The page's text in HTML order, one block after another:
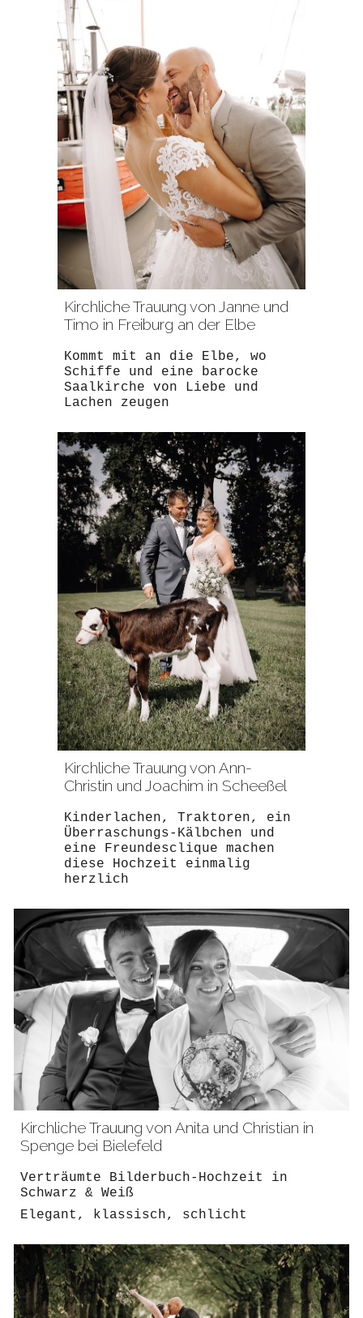
Kirchliche Trauung von Janne und
Timo in Freiburg an der Elbe
Kommt mit an die Elbe, wo
Schiffe und eine barocke
Saalkirche von Liebe und
Lachen zeugen
Kirchliche Trauung von Ann-
Christin und Joachim in Scheeßel
Kinderlachen, Traktoren, ein
Überraschungs-Kälbchen und
eine Freundesclique machen
diese Hochzeit einmalig
herzlich
Kirchliche Trauung von Anita und Christian in
Spenge bei Bielefeld
Verträumte Bilderbuch-Hochzeit in
Schwarz & Weiß
Elegant, klassisch, schlicht